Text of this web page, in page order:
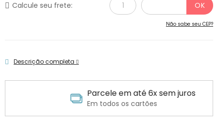
Calcule seu frete:
Não sabe seu CEP?
Descrição completa
Parcele em até 6x sem juros
Em todos os cartões